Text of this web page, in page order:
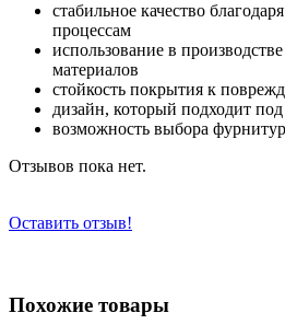
стабильное качество
процессам
использование в
материалов
стойкость покрытия к
дизайн, который подходит
возможность выбора
Отзывов пока нет.
Оставить отзыв!
Похожие товары